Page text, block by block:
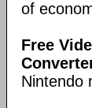
of
Free
Nintendo